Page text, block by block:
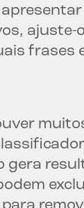
ajuste-
frases
gera